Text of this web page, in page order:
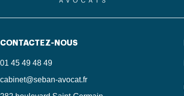
CONTACTEZ-NOUS
01 45 49 48 49
cabinet@seban-avocat.fr